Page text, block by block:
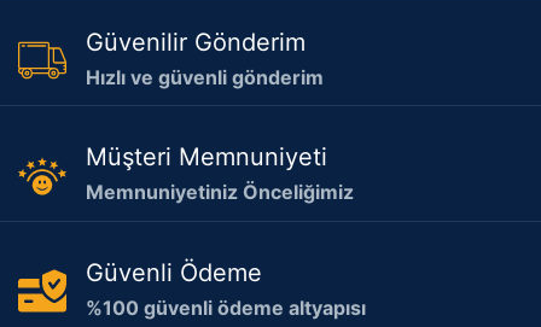
Güvenilir Gönderim
Hızlı ve güvenli gönderim
Müşteri Memnuniyeti
Memnuniyetiniz Önceliğimiz
Güvenli Ödeme
%100 güvenli ödeme altyapısı